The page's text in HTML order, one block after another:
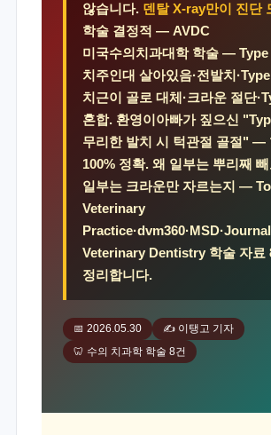
않습니다. 덴탈 X-ray만이 진단
학술 결정적 — AVDC
미국수의치과대학 학술 — Type
치주인대 살아있음·전발치
치근이 골로 대체·크라운 절단
혼합. 환영이아빠가 짚으신
무리한 발치 시 턱관절 골절" —
100% 정확. 왜 일부는 뿌리째 빼
일부는 크라운만 자르는지 —
Veterinary
Veterinary Dentistry 학술 자료
정리합니다.
📅 2026.05.30 ✍️ 이탱고 기자
🦷 수의 치과학 학술 8건